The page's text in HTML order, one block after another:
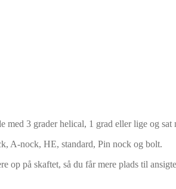
3 grader helical, 1 grad eller lige og sat
A-nock, HE, standard, Pin nock og bolt.
op på skaftet, så du får mere plads til